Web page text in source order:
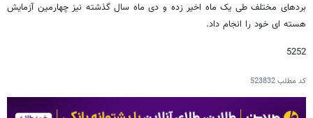
بردهای مختلف طی یک ماه اخیر زده و دی ماه سال گذشته نیز چهارمین آزمایش
هسته ای خود را انجام داد.
5252
کد مطلب523832